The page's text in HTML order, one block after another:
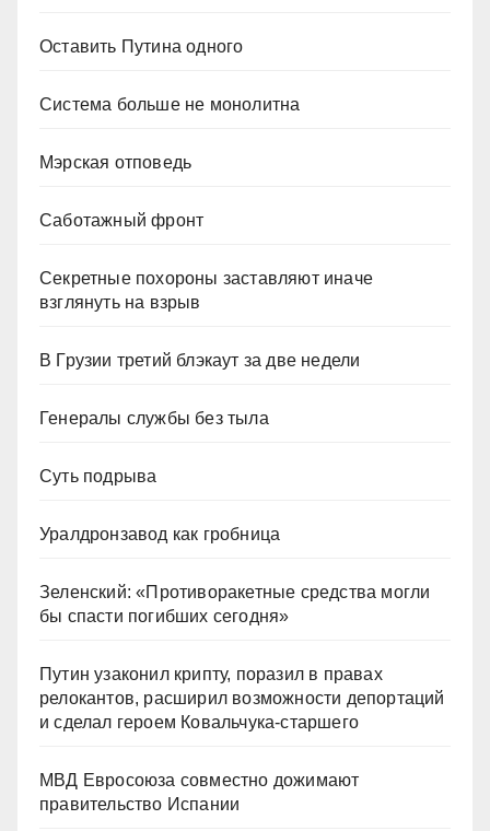
Оставить Путина одного
Система больше не монолитна
Мэрская отповедь
Саботажный фронт
Секретные похороны заставляют иначе
взглянуть на взрыв
В Грузии третий блэкаут за две недели
Генералы службы без тыла
Суть подрыва
Уралдронзавод как гробница
Зеленский: «Противоракетные средства могли
бы спасти погибших сегодня»
Путин узаконил крипту, поразил в правах
релокантов, расширил возможности депортаций
и сделал героем Ковальчука-старшего
МВД Евросоюза совместно дожимают
правительство Испании